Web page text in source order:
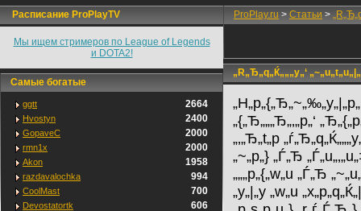
Расписание ProPlayTV
Мы ищем стримеров по League of Legends
и DOTA2!
Самые богатые
ggtt 2664
Hvostyn 2400
GopaveC 2000
rmn1x 2000
Akon 1958
razdavalochka 994
CoolMast 700
Devostatortk 606
ProPlay.ru > Статьи >
„R„Ђ„q„Ќ„„„y„‘
„{„Ђ„„„Ђ„‚„p„‘
„‚„Ђ„t„p
„~„p„} „Ѓ„Ђ
„„„p„{„w„u „Ѓ„Ђ
„y„|„y „w„u